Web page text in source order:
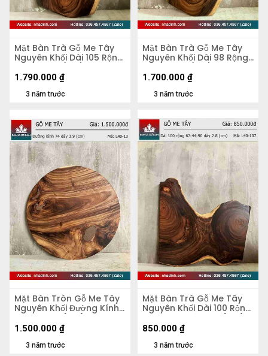
Mặt Bàn Trà Gỗ Me Tây
Nguyên Khối Dài 105 Rộng
58 Dày 5,2 (cm)
3 năm trước
1.790.000 ₫
Mặt Bàn Trà Gỗ Me Tây
Nguyên Khối Dài 98 Rộng
58 Dày 5,3 (cm)
3 năm trước
1.700.000 ₫
Mặt Bàn Tròn Gỗ Me Tây
Nguyên Khối Đường Kính
74 Dày 3.9 (cm)
3 năm trước
1.500.000 ₫
Mặt Bàn Trà Gỗ Me Tây
Nguyên Khối Dài 100 Rộng
67-44-90 Dày 2,8 (cm)
3 năm trước
850.000 ₫